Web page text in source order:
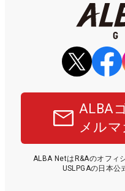
ALBA
メル
ALBA NetはR&Aのオフィ
USLPGAの日本公